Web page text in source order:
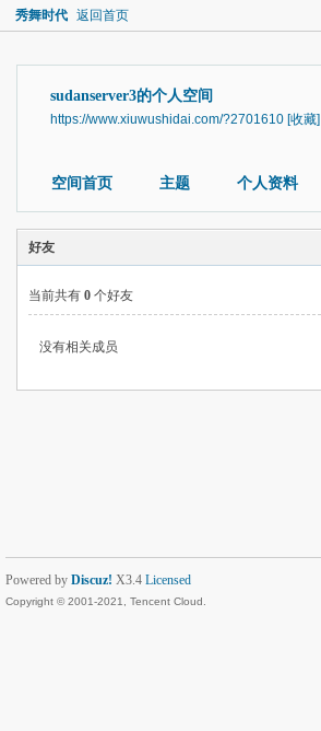
秀舞时代 返回首页
sudanserver3的个人空间
https://www.xiuwushidai.com/?2701610 [收藏]
空间首页 主题 个人资料
好友
当前共有 0 个好友
没有相关成员
Powered by Discuz! X3.4 Licensed
Copyright © 2001-2021, Tencent Cloud.